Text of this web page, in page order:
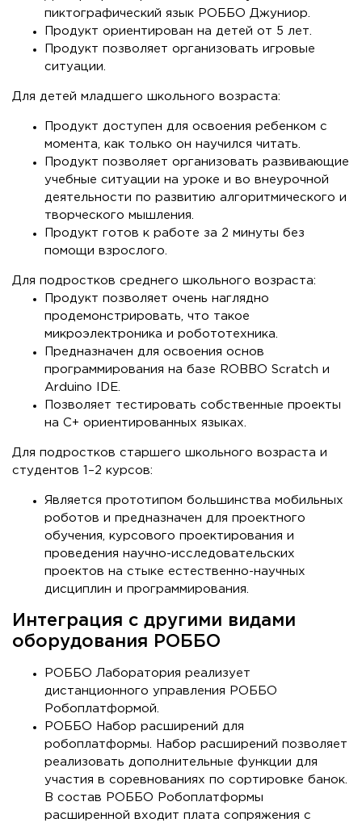
пиктографический язык РОББО Джуниор.
Продукт ориентирован на детей от 5 лет.
Продукт позволяет организовать игровые
ситуации.
Для детей младшего школьного возраста:
Продукт доступен для освоения ребенком с
момента, как только он научился читать.
Продукт позволяет организовать развивающие
учебные ситуации на уроке и во внеурочной
деятельности по развитию алгоритмического и
творческого мышления.
Продукт готов к работе за 2 минуты без
помощи взрослого.
Для подростков среднего школьного возраста:
Продукт позволяет очень наглядно
продемонстрировать, что такое
микроэлектроника и робототехника.
Предназначен для освоения основ
программирования на базе ROBBO Scratch и
Arduino IDE.
Позволяет тестировать собственные проекты
на С+ ориентированных языках.
Для подростков старшего школьного возраста и
студентов 1–2 курсов:
Является прототипом большинства мобильных
роботов и предназначен для проектного
обучения, курсового проектирования и
проведения научно-исследовательских
проектов на стыке естественно-научных
дисциплин и программирования.
Интеграция с другими видами
оборудования РОББО
РОББО Лаборатория реализует
дистанционного управления РОББО
Робоплатформой.
РОББО Набор расширений для
робоплатформы. Набор расширений позволяет
реализовать дополнительные функции для
участия в соревнованиях по сортировке банок.
В состав РОББО Робоплатформы
расширенной входит плата сопряжения с